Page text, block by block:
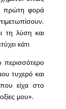
πρώτη φορά
τη λύση και
κάτι
τυχερό και
είχα στο
μου».